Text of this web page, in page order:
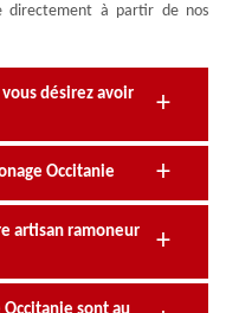
directement à partir de nos
désirez avoir
Occitanie
artisan ramoneur